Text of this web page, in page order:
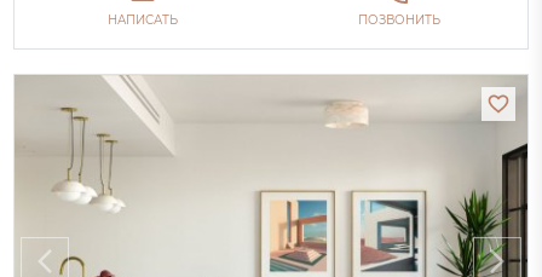
НАПИСАТЬ ПОЗВОНИТЬ